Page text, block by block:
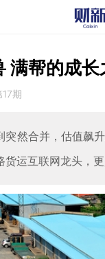
满帮的成长
期
突然合并，估值
货运互联网龙头，